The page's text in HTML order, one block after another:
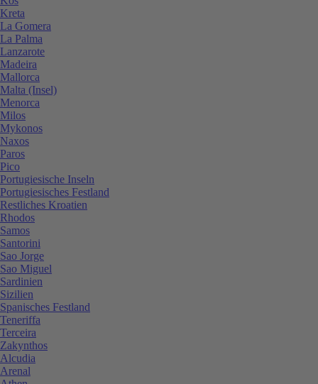
Kreta
La Gomera
La Palma
Lanzarote
Madeira
Mallorca
Malta (Insel)
Menorca
Milos
Mykonos
Naxos
Paros
Pico
Portugiesische Inseln
Portugiesisches Festland
Restliches Kroatien
Rhodos
Samos
Santorini
Sao Jorge
Sao Miguel
Sardinien
Sizilien
Spanisches Festland
Teneriffa
Terceira
Zakynthos
Alcudia
Arenal